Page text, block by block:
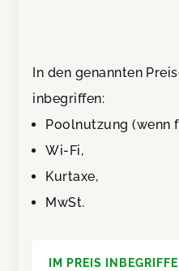
In den genannten
inbegriffen:
Poolnutzung (wenn
Wi-Fi,
Kurtaxe,
MwSt.
IM PREIS